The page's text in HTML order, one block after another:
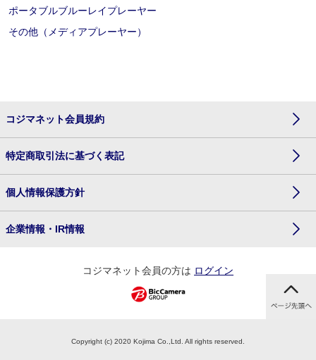
ポータブルブルーレイプレーヤー
その他（メディアプレーヤー）
コジマネット会員規約
特定商取引法に基づく表記
個人情報保護方針
企業情報・IR情報
コジマネット会員の方は ログイン
Copyright (c) 2020 Kojima Co.,Ltd. All rights reserved.